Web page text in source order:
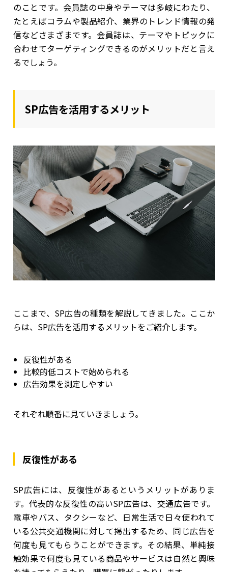
のことです。会員誌の中身やテーマは多岐にわたり、
たとえばコラムや製品紹介、業界のトレンド情報の発
信などさまざまです。会員誌は、テーマやトピックに
合わせてターゲティングできるのがメリットだと言え
るでしょう。
SP広告を活用するメリット
ここまで、SP広告の種類を解説してきました。ここか
らは、SP広告を活用するメリットをご紹介します。
反復性がある
比較的低コストで始められる
広告効果を測定しやすい
それぞれ順番に見ていきましょう。
反復性がある
SP広告には、反復性があるというメリットがありま
す。代表的な反復性の高いSP広告は、交通広告です。
電車やバス、タクシーなど、日常生活で日々使われて
いる公共交通機関に対して掲出するため、同じ広告を
何度も見てもらうことができます。その結果、単純接
触効果で何度も見ている商品やサービスは自然と興味